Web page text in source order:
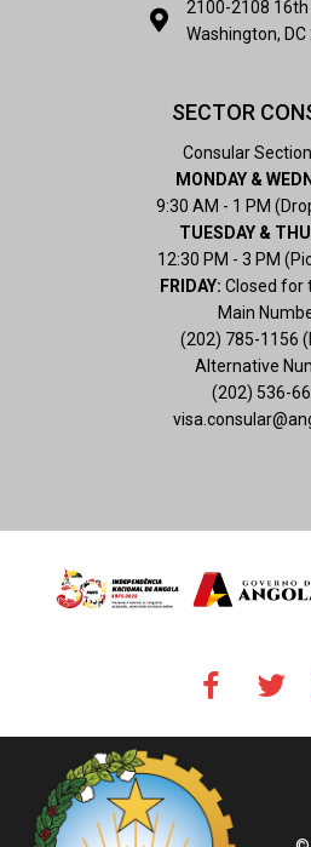
2100-2108 16th
Washington, DC
SECTOR
Consular
MONDAY &
9:30 AM - 1 PM
TUESDAY &
12:30 PM - 3 PM
FRIDAY: Closed for
Main
(202) 785-1156
Alternative
(202) 536-